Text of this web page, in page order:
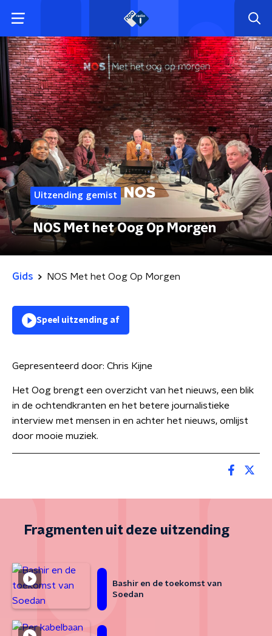
Uitzending gemist
NOS Met het Oog Op Morgen
Gids NOS Met het Oog Op Morgen
Speel uitzending af
Gepresenteerd door: Chris Kijne
Het Oog brengt een overzicht van het nieuws, een blik
in de ochtendkranten en het betere journalistieke
interview met mensen in en achter het nieuws, omlijst
door mooie muziek.
Fragmenten uit deze uitzending
Bashir en de toekomst van
Soedan